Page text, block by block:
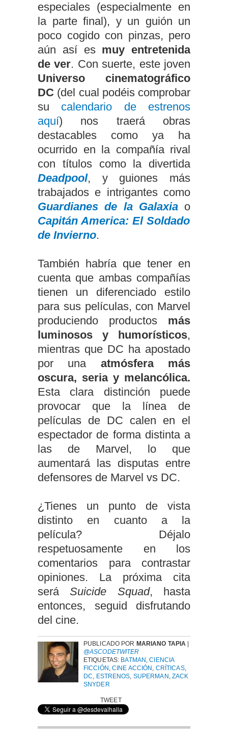
especiales (especialmente en
la parte final), y un guión un
poco cogido con pinzas, pero
aún así es muy entretenida
de ver. Con suerte, este joven
Universo cinematográfico
DC (del cual podéis comprobar
su calendario de estrenos
aquí) nos traerá obras
destacables como ya ha
ocurrido en la compañía rival
con títulos como la divertida
Deadpool, y guiones más
trabajados e intrigantes como
Guardianes de la Galaxia o
Capitán America: El Soldado
de Invierno.
También habría que tener en
cuenta que ambas compañías
tienen un diferenciado estilo
para sus películas, con Marvel
produciendo productos más
luminosos y humorísticos,
mientras que DC ha apostado
por una atmósfera más
oscura, seria y melancólica.
Esta clara distinción puede
provocar que la línea de
películas de DC calen en el
espectador de forma distinta a
las de Marvel, lo que
aumentará las disputas entre
defensores de Marvel vs DC.
¿Tienes un punto de vista
distinto en cuanto a la
película? Déjalo
respetuosamente en los
comentarios para contrastar
opiniones. La próxima cita
seráSuicide Squad, hasta
entonces, seguid disfrutando
del cine.
PUBLICADO POR MARIANO TAPIA |
@ASCODETWITER
ETIQUETAS: BATMAN ,CIENCIA
FICCIÓN ,CINE ACCIÓN CRÍTICAS,
DC
ESTRENOS SUPERMAN ZACK
SNYDER
TWEET